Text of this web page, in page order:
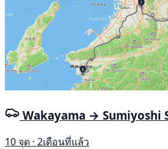
Wakayama → Sumiyoshi
10 จุด · 2เดือนที่แล้ว